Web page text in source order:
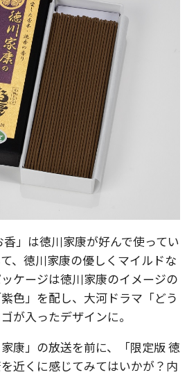
香」は徳川家康が好んで使ってい
、徳川家康の優しくマイルドな
ケージは徳川家康のイメージの
色」を配し、大河ドラマ「どう
が入ったデザインに。
康」の放送を前に、「限定版 徳
近くに感じてみてはいかが？内